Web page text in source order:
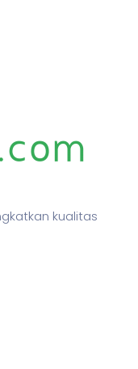
kualitas